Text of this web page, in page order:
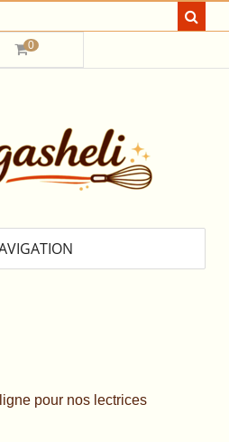
0
pour nos lectrices